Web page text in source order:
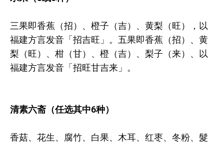
三果即香蕉（招）、橙子（吉）、黄梨（旺），以
福建方言发音「招吉旺」。五果即香蕉（招）、黄
梨（旺）、柑（甘）、橙（吉）、梨子（来）、以
福建方言发音「招旺甘吉来」。
清素六斋（任选其中6种）
香菇、花生、腐竹、白果、木耳、红枣、冬粉、髮